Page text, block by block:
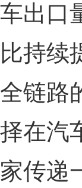
车出口
比持续
全链路
择在汽
家传递